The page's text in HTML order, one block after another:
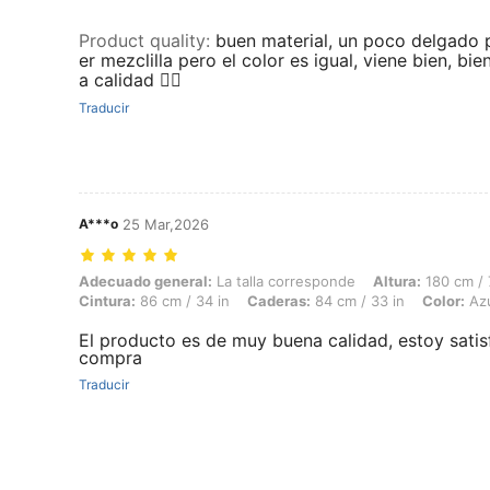
Product quality: buen material, un poco delgado
er mezclilla pero el color es igual, viene bien,
a calidad 👍🏻
Traducir
A***o 25 Mar,2026
Adecuado general: La talla corresponde, Altura: 180 cm / 71 in,
Adecuado general: La talla corresponde Altura: 180 cm /
Cintura: 86 cm / 34 in Caderas: 84 cm / 33 in Color:
El producto es de muy buena calidad, estoy
compra
Traducir